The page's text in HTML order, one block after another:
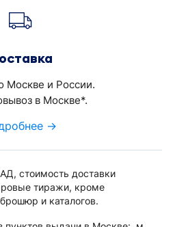
Москве и России.
в Москве*.
→
стоимость доставки
тиражи, кроме
и каталогов.